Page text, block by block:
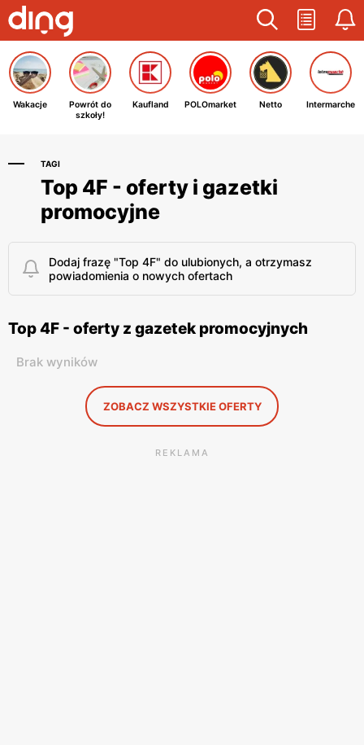
Wakacje
Powrót do
szkoły!
Kaufland POLOmarket Netto Intermarche
TAGI
Top 4F - oferty i gazetki
promocyjne
Dodaj frazę "Top 4F" do ulubionych, a otrzymasz
powiadomienia o nowych ofertach
Top 4F - oferty z gazetek promocyjnych
Brak wyników
ZOBACZ WSZYSTKIE OFERTY
REKLAMA